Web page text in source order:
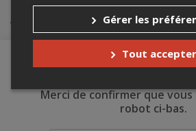
Achat de billets
Merci de confirmer que
robot ci-bas.
Gérer les
Tout accepter